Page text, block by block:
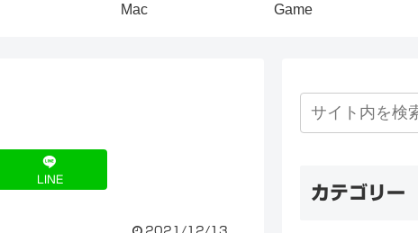
Mac Game
LINE
2021/12/13
カテゴリー